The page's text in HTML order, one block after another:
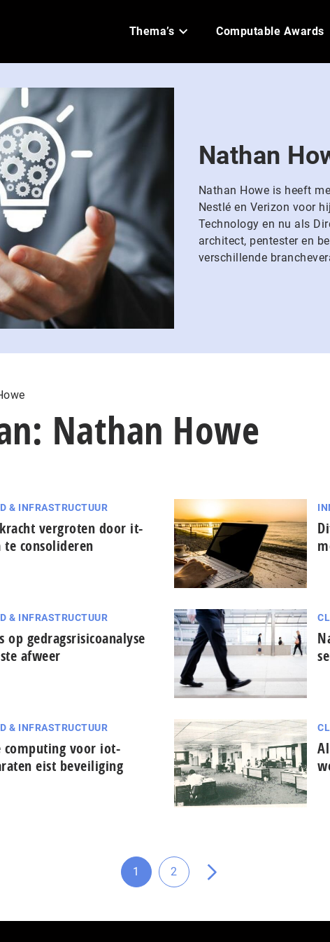
Thema’s Computable Awards
Nathan
Nathan Howe is heeft
Nestlé en Verizon voor
Technology en nu als
architect, pentester en
verschillende
Nathan Howe
& INFRASTRUCTUUR
vergroten door it-
consolideren
& INFRASTRUCTUUR
op gedragsrisicoanalyse
afweer
& INFRASTRUCTUUR
computing voor iot-
eist beveiliging
Ga
1
Ga
2
Ga